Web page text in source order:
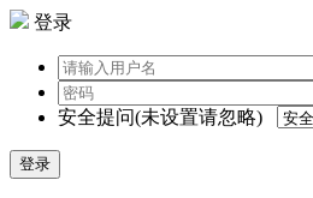
登录
安全提问(未设置请忽略)
登录